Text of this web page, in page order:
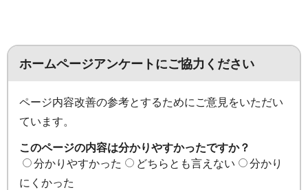
ホームページアンケートにご協力ください
ページ内容改善の参考とするためにご意見をいただい
ています。
このページの内容は分かりやすかったですか？
分かりやすかった
どちらとも言えない
分かり
にくかった